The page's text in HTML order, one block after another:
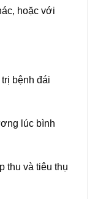
hoặc với
bệnh đái
lúc bình
thu và tiêu thụ